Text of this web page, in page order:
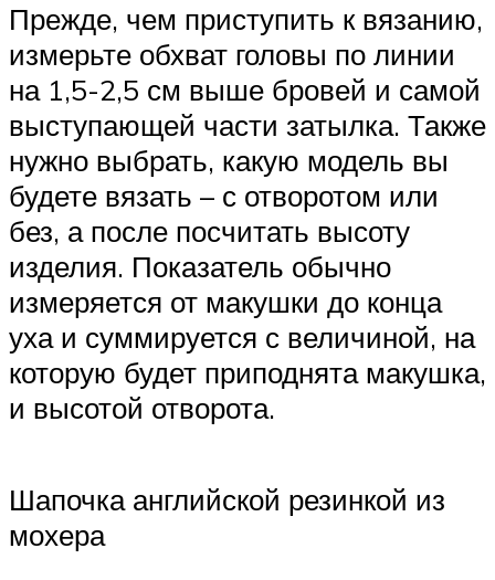
Прежде, чем приступить к вязанию,
измерьте обхват головы по линии
на 1,5-2,5 см выше бровей и самой
выступающей части затылка. Также
нужно выбрать, какую модель вы
будете вязать – с отворотом или
без, а после посчитать высоту
изделия. Показатель обычно
измеряется от макушки до конца
уха и суммируется с величиной, на
которую будет приподнята макушка,
и высотой отворота.
Шапочка английской резинкой из
мохера